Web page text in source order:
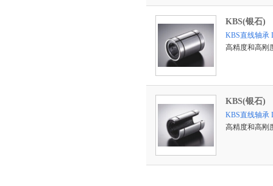
KBS(银石)
KBS直线轴承
高精度和高刚
KBS(银石)
KBS直线轴承
高精度和高刚